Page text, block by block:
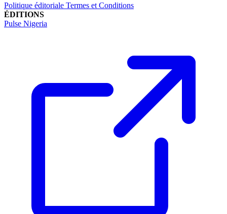
Politique éditoriale Termes et Conditions
ÉDITIONS
Pulse Nigeria